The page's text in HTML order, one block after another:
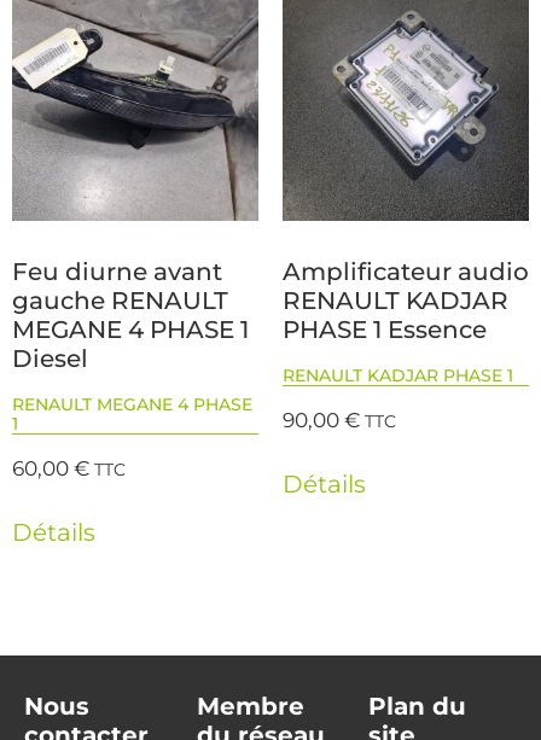
Feu diurne avant
gauche RENAULT
MEGANE 4 PHASE 1
Diesel
RENAULT MEGANE 4 PHASE
1
60,00€ TTC
Détails
Amplificateur audio
RENAULT KADJAR
PHASE 1 Essence
RENAULT KADJAR PHASE 1
90,00€ TTC
Détails
Nous
Membre
Plan du